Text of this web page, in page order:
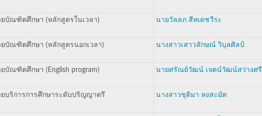
บัณฑิตศึกษา (หลักสูตรในเวลา) นายวัลลภ สีหเดชวีระ
บัณฑิตศึกษา (หลักสูตรนอกเวลา) นางสาวเสาวลักษณ์ วิบุลศิลป์
บัณฑิตศึกษา (English program) นายศรัณย์วัฒน์ เจตน์วัฒน์สว่างศรี
บริการการศึกษาระดับปริญญาตรี นางสาวชุติมา หงสะมัต